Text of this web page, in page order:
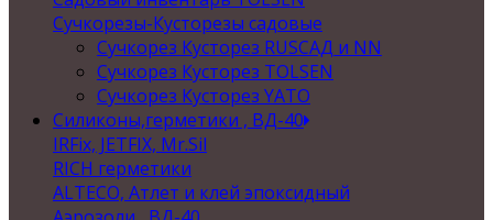
Сучкорезы-Кусторезы садовые
Сучкорез Кусторез RUSСАД и NN
Сучкорез Кусторез TOLSEN
Сучкорез Кусторез YATO
Силиконы,герметики , ВД-40
IRFix, JETFIX, Mr.Sil
RICH герметики
ALTECO, Атлет и клей эпоксидный